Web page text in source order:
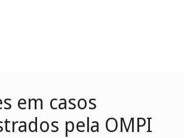
em casos
pela OMPI